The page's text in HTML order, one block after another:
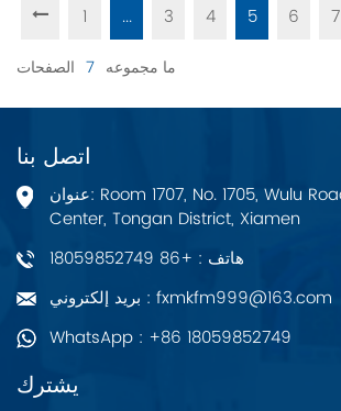
1 ... 3 4 5 6 7
ما مجموعه 7 الصفحات
اتصل بنا
عنوان: Room 1707, No. 1705, Wulu Road, Industrial
Center, Tongan District, Xiamen
هاتف : +86 18059852749
بريد إلكتروني : fxmkfm999@163.com
WhatsApp : +86 18059852749
يشترك